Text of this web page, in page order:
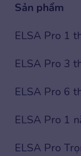
Sản phẩm
ELSA Pro 1
ELSA Pro 3
ELSA Pro 6
ELSA Pro 1
ELSA Pro